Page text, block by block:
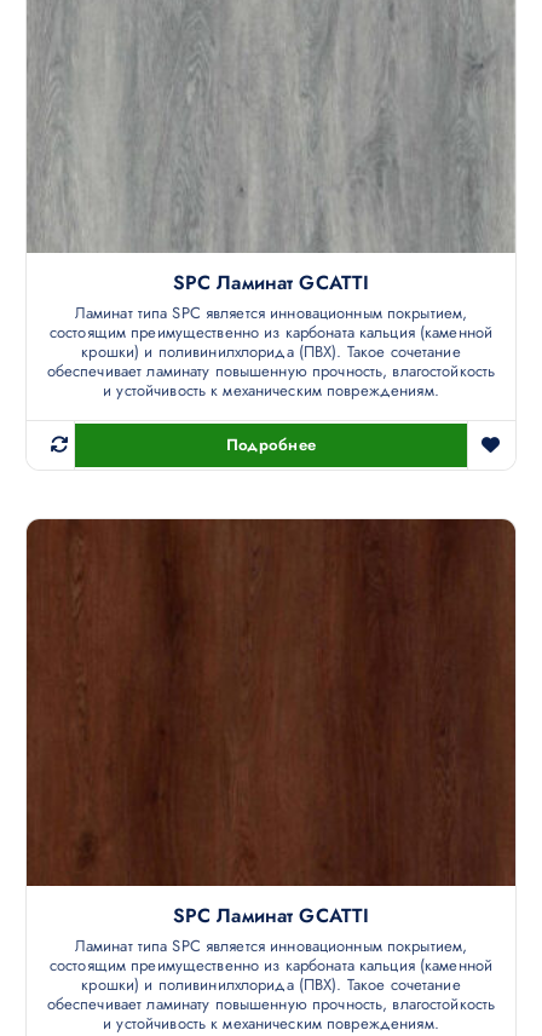
SPC Ламинат GCATTI
Ламинат типа SPC является инновационным покрытием,
состоящим преимущественно из карбоната кальция (каменной
крошки) и поливинилхлорида (ПВХ). Такое сочетание
обеспечивает ламинату повышенную прочность, влагостойкость
и устойчивость к механическим повреждениям.
Подробнее
SPC Ламинат GCATTI
Ламинат типа SPC является инновационным покрытием,
состоящим преимущественно из карбоната кальция (каменной
крошки) и поливинилхлорида (ПВХ). Такое сочетание
обеспечивает ламинату повышенную прочность, влагостойкость
и устойчивость к механическим повреждениям.